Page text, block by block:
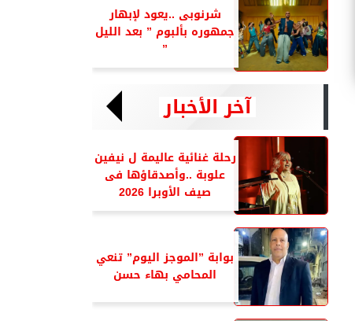
شرنوبى ..يعود لإبهار
جمهوره بألبوم ” بعد الليل
”
آخر الأخبار
رحلة غنائية عاليمة ل نيفين
علوبة ..وأصدقاؤها فى
صيف الأوبرا 2026
بوابة ”الموجز اليوم” تنعي
المحامي بهاء حسن